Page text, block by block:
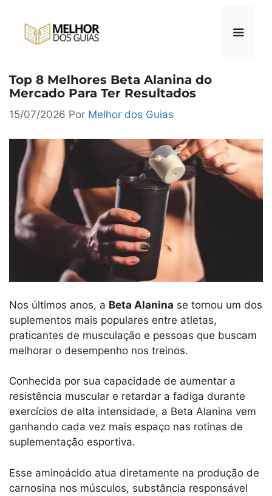
Top 8 Melhores Beta Alanina do
Mercado Para Ter Resultados
15/07/2026 Por Melhor dos Guias
Nos últimos anos, a Beta Alanina se tornou um dos
suplementos mais populares entre atletas,
praticantes de musculação e pessoas que buscam
melhorar o desempenho nos treinos.
Conhecida por sua capacidade de aumentar a
resistência muscular e retardar a fadiga durante
exercícios de alta intensidade, a Beta Alanina vem
ganhando cada vez mais espaço nas rotinas de
suplementação esportiva.
Esse aminoácido atua diretamente na produção de
carnosina nos músculos, substância responsável